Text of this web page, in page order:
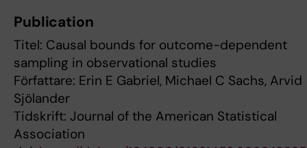
Publication
Titel: Causal bounds for outcome-dependent
sampling in observational studies
Författare: Erin E Gabriel, Michael C Sachs, Arvid
Sjölander
Tidskrift: Journal of the American Statistical
Association